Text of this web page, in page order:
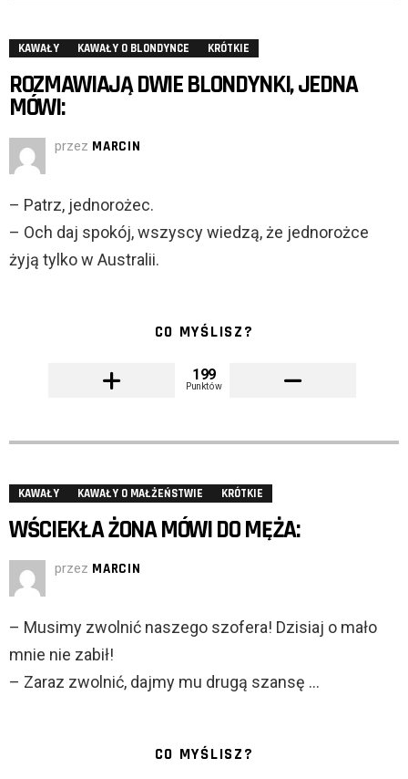
KAWAŁY KAWAŁY O BLONDYNCE KRÓTKIE
ROZMAWIAJĄ DWIE BLONDYNKI, JEDNA
MÓWI:
przez MARCIN
– Patrz, jednorożec.
– Och daj spokój, wszyscy wiedzą, że jednorożce
żyją tylko w Australii.
CO MYŚLISZ?
199
Punktów
KAWAŁY KAWAŁY O MAŁŻEŃSTWIE KRÓTKIE
WŚCIEKŁA ŻONA MÓWI DO MĘŻA:
przez MARCIN
– Musimy zwolnić naszego szofera! Dzisiaj o mało
mnie nie zabił!
– Zaraz zwolnić, dajmy mu drugą szansę …
CO MYŚLISZ?